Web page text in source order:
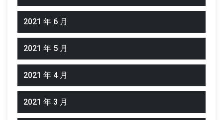
2021 年 6 月
2021 年 5 月
2021 年 4 月
2021 年 3 月